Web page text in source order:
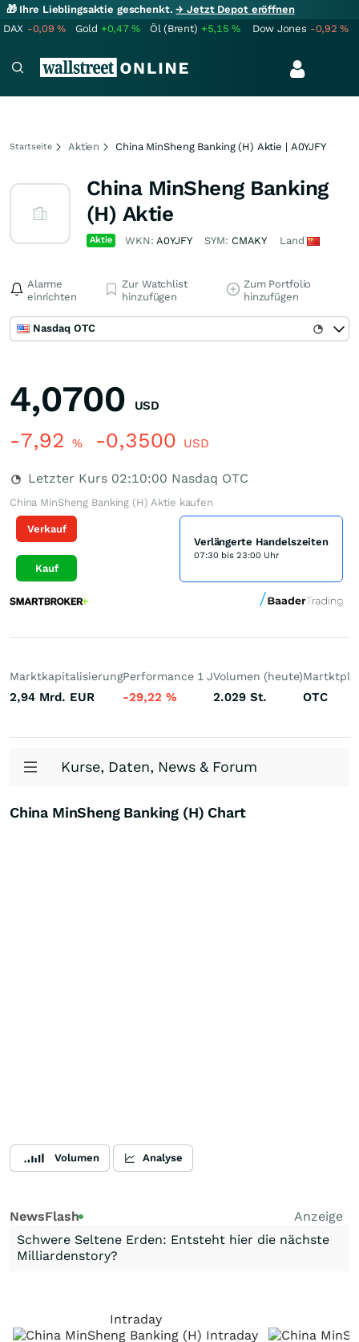
🎁 Ihre Lieblingsaktie geschenkt.→ Jetzt Depot eröffnen
DAX -0,09% Gold +0,47% Öl (Brent) +5,15% Dow Jones -0,92%
Startseite Aktien China MinSheng Banking (H) Aktie | A0YJFY
China MinSheng Banking
(H) Aktie
Aktie WKN:A0YJFY SYM: CMAKY Land
Alarme
einrichten
Zur Watchlist
hinzufügen
Zum Portfolio
hinzufügen
Nasdaq OTC
4,0700 USD
-7,92 % -0,3500 USD
Letzter Kurs 02:10:00 Nasdaq OTC
China MinSheng Banking (H) Aktie kaufen
Verkauf
Kauf
Verlängerte Handelszeiten
07:30 bis 23:00 Uhr
Marktkapitalisierung
2,94 Mrd. EUR
Performance 1 J
-29,22 %
Volumen (heute)
2.029 St. OTC
Kurse, Daten, News & Forum
China MinSheng Banking (H) Chart
Volumen Analyse
NewsFlash
Anzeige
Schwere Seltene Erden: Entsteht hier die nächste
Milliardenstory?
Intraday